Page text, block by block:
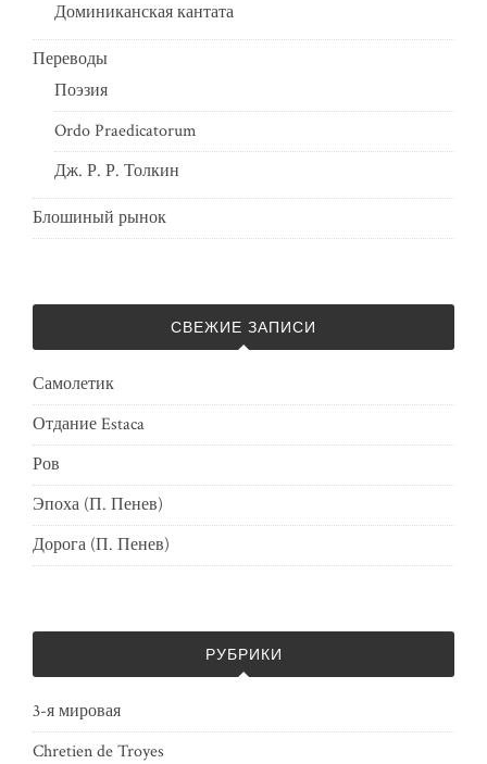
Доминиканская кантата
Переводы
Поэзия
Ordo Praedicatorum
Дж. Р. Р. Толкин
Блошиный рынок
СВЕЖИЕ ЗАПИСИ
Самолетик
Отдание Estaca
Ров
Эпоха (П. Пенев)
Дорога (П. Пенев)
РУБРИКИ
3-я мировая
Chretien de Troyes